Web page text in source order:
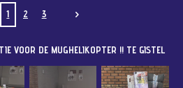
1 2 3
VOOR DE MUGHELIKOPTER !! TE GISTEL